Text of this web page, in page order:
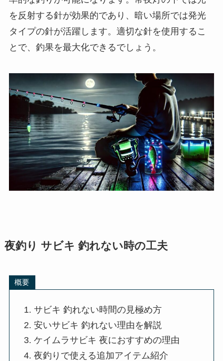
を反射する針が効果的であり、暗い場所では発光
タイプの針が活躍します。適切な針を使用するこ
とで、釣果を最大化できるでしょう。
夜釣り サビキ 釣れない時の工夫
概要
サビキ 釣れない時間の見極め方
安いサビキ 釣れない理由を解説
ケイムラサビキ 夜におすすめの理由
夜釣りで使える追加アイテム紹介